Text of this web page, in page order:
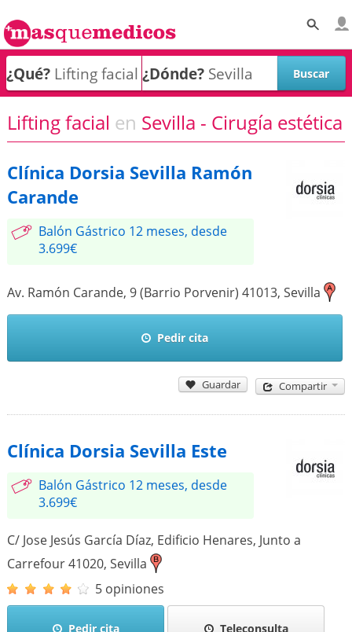
¿Qué? ¿Dónde?
Lifting facial en Sevilla - Cirugía estética
Clínica Dorsia Sevilla Ramón
Carande
Balón Gástrico 12 meses, desde
3.699€
Av. Ramón Carande, 9 (Barrio Porvenir) 41013, Sevilla
Pedir cita
Guardar Compartir
Clínica Dorsia Sevilla Este
Balón Gástrico 12 meses, desde
3.699€
C/ Jose Jesús García Díaz, Edificio Henares, Junto a
Carrefour41020, Sevilla
5 opiniones
Pedir cita Teleconsulta